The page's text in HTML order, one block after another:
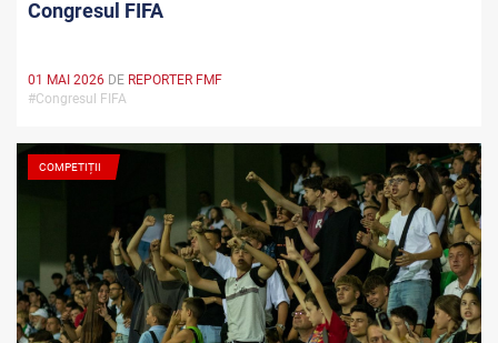
Congresul FIFA
01 MAI 2026 DE REPORTER FMF
#Congresul FIFA
COMPETIȚII